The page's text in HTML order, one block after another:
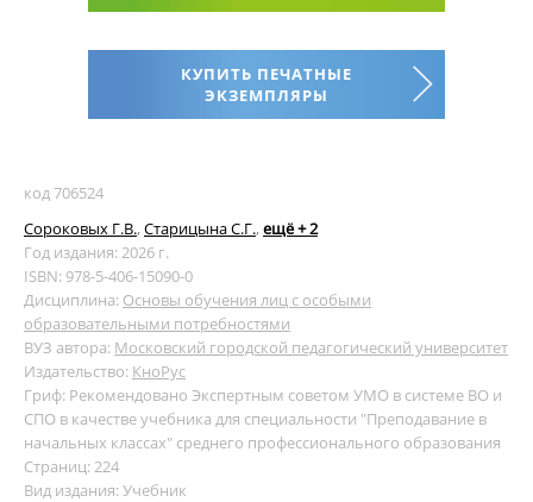
КУПИТЬ ПЕЧАТНЫЕ
ЭКЗЕМПЛЯРЫ
код 706524
Сороковых Г.В., Старицына С.Г., ещё + 2
Год издания: 2026 г.
ISBN: 978-5-406-15090-0
Дисциплина: Основы обучения лиц с особыми
образовательными потребностями
ВУЗ автора: Московский городской педагогический университет
Издательство: КноРус
Гриф: Рекомендовано Экспертным советом УМО в системе ВО и
СПО в качестве учебника для специальности "Преподавание в
начальных классах" среднего профессионального образования
Страниц: 224
Вид издания: Учебник